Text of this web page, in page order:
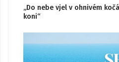
„Do nebe vjel v ohnivém
koni“